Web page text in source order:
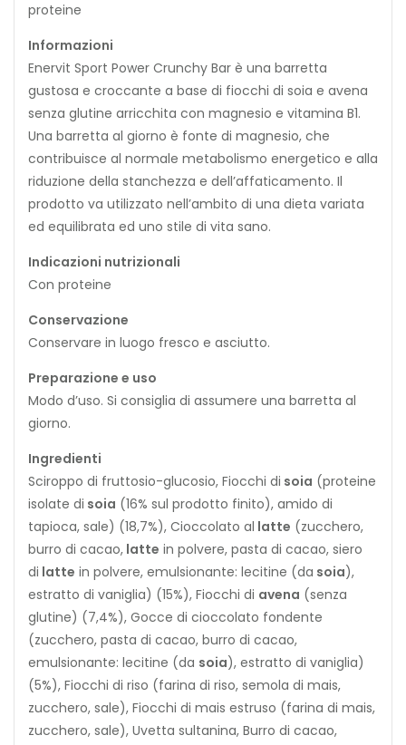
proteine
Informazioni
Enervit Sport Power Crunchy Bar è una barretta
gustosa e croccante a base di fiocchi di soia e avena
senza glutine arricchita con magnesio e vitamina B1.
Una barretta al giorno è fonte di magnesio, che
contribuisce al normale metabolismo energetico e alla
riduzione della stanchezza e dell’affaticamento. Il
prodotto va utilizzato nell’ambito di una dieta variata
ed equilibrata ed uno stile di vita sano.
Indicazioni nutrizionali
Con proteine
Conservazione
Conservare in luogo fresco e asciutto.
Preparazione e uso
Modo d’uso. Si consiglia di assumere una barretta al
giorno.
Ingredienti
Sciroppo di fruttosio-glucosio, Fiocchi di soia (proteine
isolate di soia (16% sul prodotto finito), amido di
tapioca, sale) (18,7%), Cioccolato al latte (zucchero,
burro di cacao, latte in polvere, pasta di cacao, siero
di latte in polvere, emulsionante: lecitine (da soia),
estratto di vaniglia) (15%), Fiocchi di avena (senza
glutine) (7,4%), Gocce di cioccolato fondente
(zucchero, pasta di cacao, burro di cacao,
emulsionante: lecitine (da soia), estratto di vaniglia)
(5%), Fiocchi di riso (farina di riso, semola di mais,
zucchero, sale), Fiocchi di mais estruso (farina di mais,
zucchero, sale), Uvetta sultanina, Burro di cacao,